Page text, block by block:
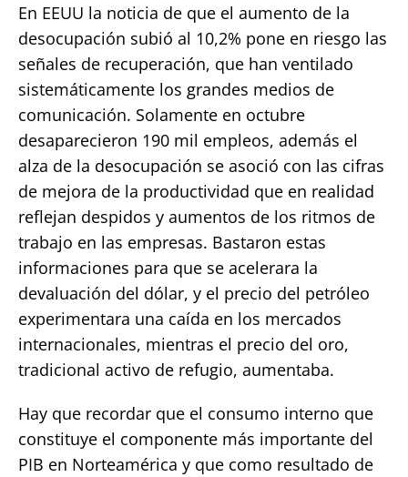
En EEUU la noticia de que el aumento de la
desocupación subió al 10,2% pone en riesgo las
señales de recuperación, que han ventilado
sistemáticamente los grandes medios de
comunicación. Solamente en octubre
desaparecieron 190 mil empleos, además el
alza de la desocupación se asoció con las cifras
de mejora de la productividad que en realidad
reflejan despidos y aumentos de los ritmos de
trabajo en las empresas. Bastaron estas
informaciones para que se acelerara la
devaluación del dólar, y el precio del petróleo
experimentara una caída en los mercados
internacionales, mientras el precio del oro,
tradicional activo de refugio, aumentaba.
Hay que recordar que el consumo interno que
constituye el componente más importante del
PIB en Norteamérica y que como resultado de